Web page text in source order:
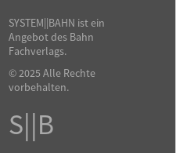
SYSTEM||BAHN ist ein
Angebot des Bahn
Fachverlags.
© 2025 Alle Rechte
vorbehalten.
S||B